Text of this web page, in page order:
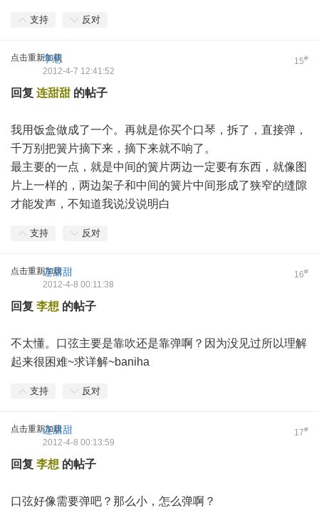
支持 反对
点击重新加载 15#
李想
2012-4-7 12:41:52
回复 连甜甜 的帖子
我用饭盒做成了一个。再就是你买个口琴，拆了，直接弹，
千万别把簧片摘下来，摘下来就不响了。
最主要的一点，就是中间的簧片两边一定要有东西，就像图
片上一样的，两边架子和中间的簧片中间形成了狭窄的缝隙
才能发声，不知道我说没说明白
支持 反对
点击重新加载 16#
连甜甜
2012-4-8 00:11:38
回复 李想 的帖子
不太懂。口弦主要是靠吹还是靠弹啊？因为没见过所以理解
起来很困难~求详解~baniha
支持 反对
点击重新加载 17#
连甜甜
2012-4-8 00:13:59
回复 李想 的帖子
口弦好像需要弹吧？那么小，怎么弹啊？